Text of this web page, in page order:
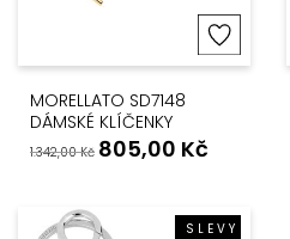
MORELLATO SD7148
DÁMSKÉ KLÍČENKY
1.342,00Kč 805,00 Kč
SLEVY